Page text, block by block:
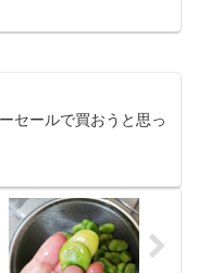
セールで買おうと思っ